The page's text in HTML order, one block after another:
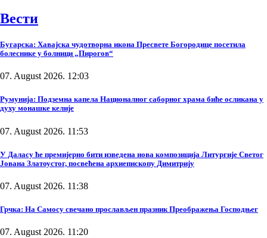
Вести
Бугарска: Хавајска чудотворна икона Пресвете Богородице посетила
болеснике у болници „Пирогов“
07. August 2026. 12:03
Румунија: Подземна капела Националног саборног храма биће осликана у
духу монашке келије
07. August 2026. 11:53
У Даласу ће премијерно бити изведена нова композиција Литургије Светог
Јована Златоустог, посвећена архиепископу Димитрију
07. August 2026. 11:38
Грчка: На Самосу свечано прослављен празник Преображења Господњег
07. August 2026. 11:20